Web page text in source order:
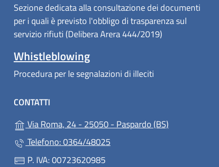
Sezione dedicata alla consultazione dei documenti
per i quali è previsto l'obbligo di trasparenza sul
servizio rifiuti (Delibera Arera 444/2019)
Whistleblowing
Procedura per le segnalazioni di illeciti
CONTATTI
Via Roma, 24 - 25050 - Paspardo (BS)
Telefono: 0364/48025
P. IVA: 00723620985